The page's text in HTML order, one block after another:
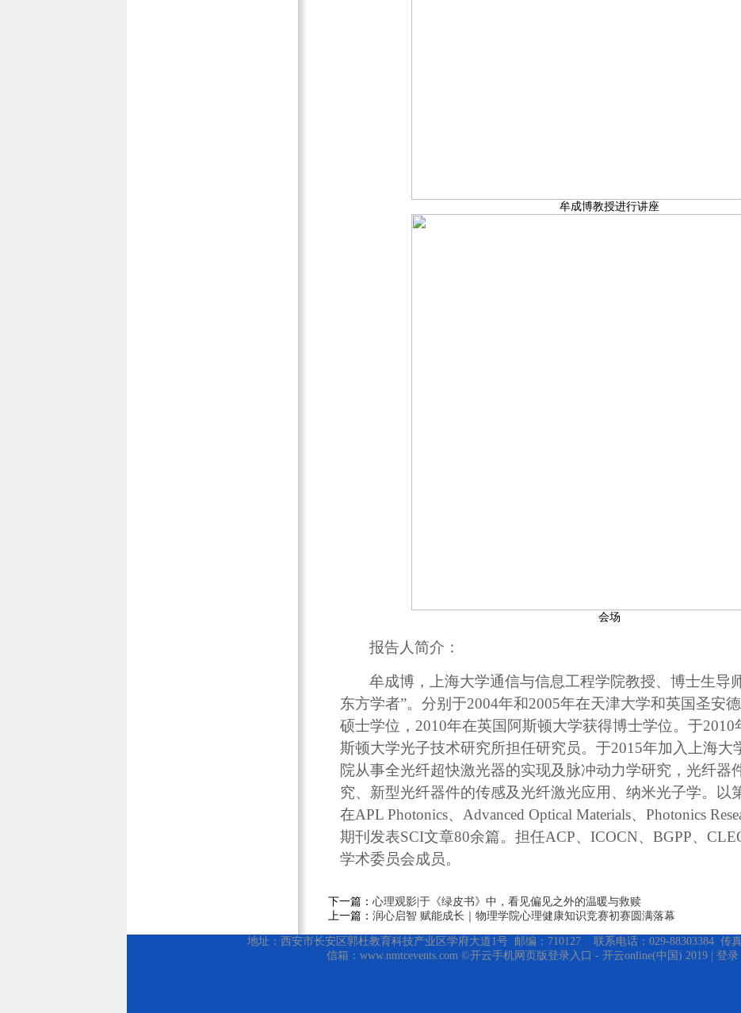
牟成博教授进行讲座
会场
报告人简介：
牟成博，上海大学通信与信息工程学院教授、博士生导
东方学者”。分别于2004年和2005年在天津大学和英国圣安
硕士学位，2010年在英国阿斯顿大学获得博士学位。于2010
斯顿大学光子技术研究所担任研究员。于2015年加入上海大
院从事全光纤超快激光器的实现及脉冲动力学研究，光纤器
究、新型光纤器件的传感及光纤激光应用、纳米光子学。以
在APL Photonics、Advanced Optical Materials、Photonics
期刊发表SCI文章80余篇。担任ACP、ICOCN、BGPP、
学术委员会成员。
下一篇： 心理观影|于《绿皮书》中，看见偏见之外的温暖与救赎
上一篇： 润心启智 赋能成长｜物理学院心理健康知识竞赛初赛圆满落幕
地址：西安市长安区郭杜教育科技产业区学府大道1号 邮编：710127 联系电话：029-88303384 传真
信箱：www.nmtcevents.com ©开云手机网页版登录入口 - 开云online(中国) 2019 | 登录